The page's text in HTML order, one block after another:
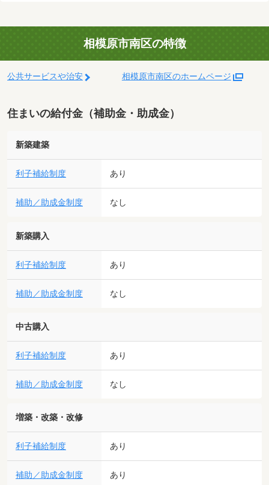
相模原市南区の特徴
公共サービスや治安 相模原市南区のホームページ
住まいの給付金（補助金・助成金）
新築建築
利子補給制度 あり
補助／助成金制度 なし
新築購入
利子補給制度 あり
補助／助成金制度 なし
中古購入
利子補給制度 あり
補助／助成金制度 なし
増築・改築・改修
利子補給制度 あり
補助／助成金制度 あり